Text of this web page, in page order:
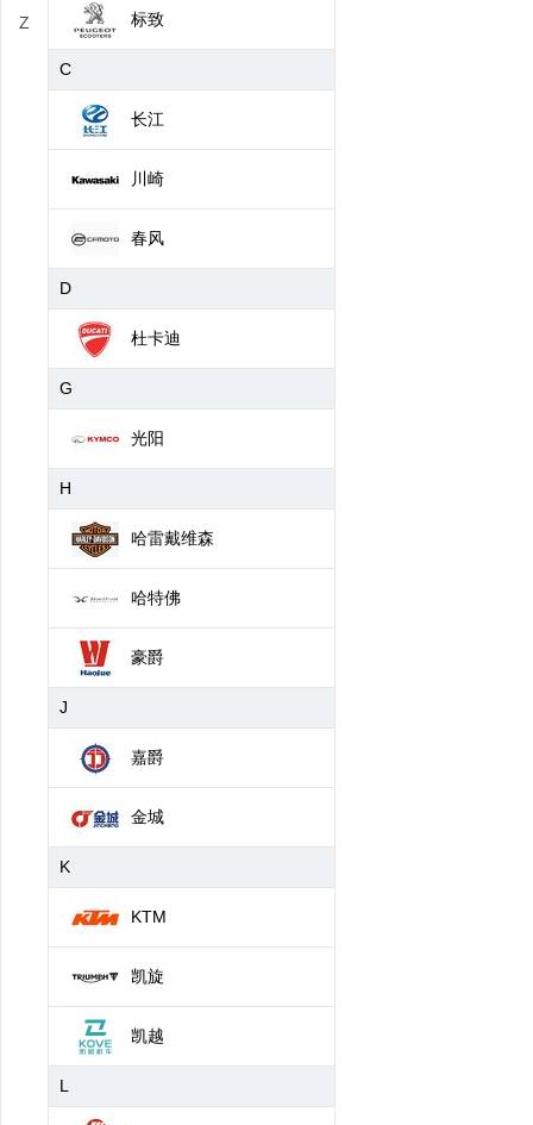
Z
标致
C
长江
川崎
春风
D
杜卡迪
G
光阳
H
哈雷戴维森
哈特佛
豪爵
J
嘉爵
金城
K
KTM
凯旋
凯越
L